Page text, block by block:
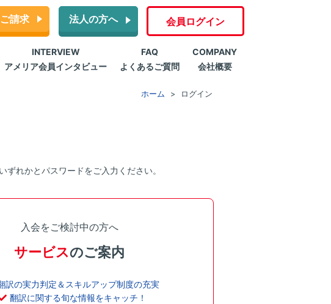
請求 法人の方へ 会員ログイン
INTERVIEW
アメリア会員インタビュー
FAQ
よくあるご質問
COMPANY
会社概要
ホーム ログイン
れかとパスワードをご入力ください。
入会をご検討中の方へ
サービスのご案内
訳の実力判定＆スキルアップ制度の充実
翻訳に関する旬な情報をキャッチ！